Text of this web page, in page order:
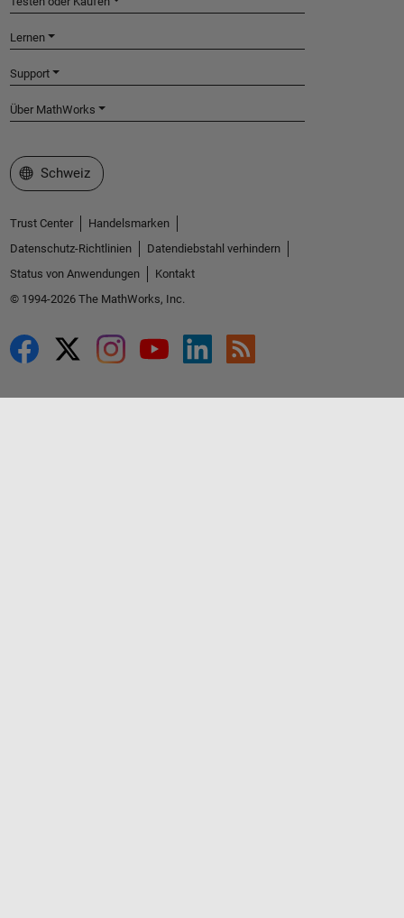
Lernen
Support
Über MathWorks
Website auswählen
Schweiz
Trust Center
Handelsmarken
Datenschutz-Richtlinien
Datendiebstahl verhindern
Status von Anwendungen
Kontakt
© 1994-2026 The MathWorks, Inc.